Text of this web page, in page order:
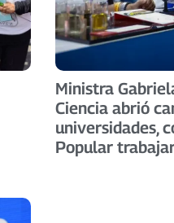
Ministra
Ciencia abrió
universidades,
Popular